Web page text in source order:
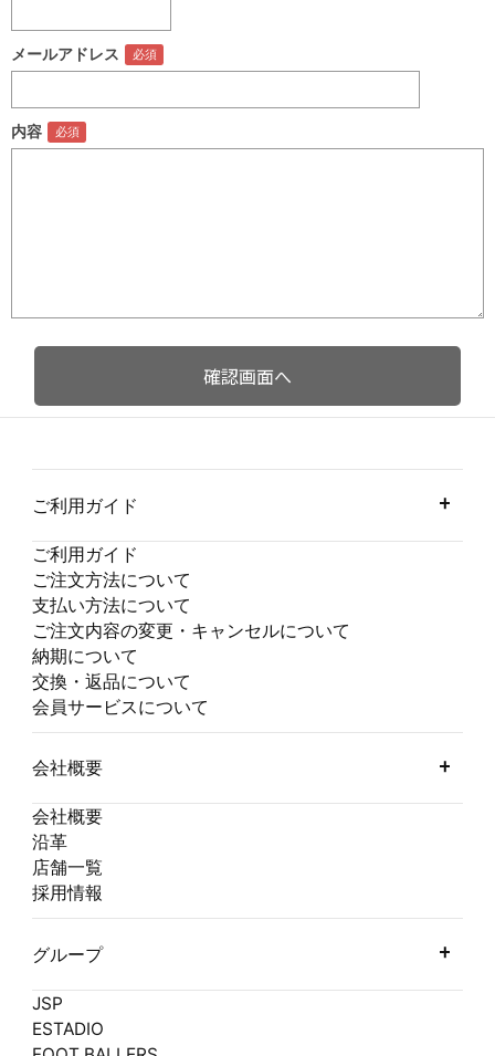
メールアドレス
内容
ご利用ガイド
ご利用ガイド
ご注文方法について
支払い方法について
ご注文内容の変更・キャンセルについて
納期について
交換・返品について
会員サービスについて
会社概要
会社概要
沿革
店舗一覧
採用情報
グループ
JSP
ESTADIO